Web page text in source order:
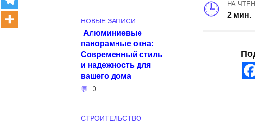
НА
2 мин.
НОВЫЕ ЗАПИСИ
Алюминиевые
панорамные окна:
Современный стиль
и надежность для
вашего дома
0
СТРОИТЕЛЬСТВО